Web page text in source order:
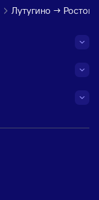
Лутугино →